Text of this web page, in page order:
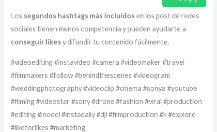
Los segundos hashtags más incluidosen los post de redes
sociales tienen menos competencia y pueden ayudarte a
conseguir likesy difundir tu contenido fácilmente.
#videoediting #instavideo #camera #videomaker #travel
#filmmakers #follow #behindthescenes #videogram
#weddingphotography #videoclip #cinema #sonya #youtube
#filming #videostar #sony #drone #fashion #viral #production
#editing #model #instadaily #dji #filmproduction #k #explore
#likeforlikes #marketing